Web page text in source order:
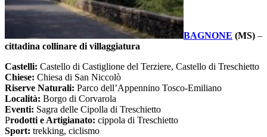
BAGNONE (MS) –
cittadina collinare di villaggiatura
Castelli: Castello di Castiglione del Terziere, Castello di Treschietto
Chiese: Chiesa di San Niccolò
Riserve Naturali: Parco dell’Appennino Tosco-Emiliano
Località: Borgo di Corvarola
Eventi: Sagra delle Cipolla di Treschietto
Prodotti e Artigianato: cippola di Treschietto
Sport: trekking, ciclismo